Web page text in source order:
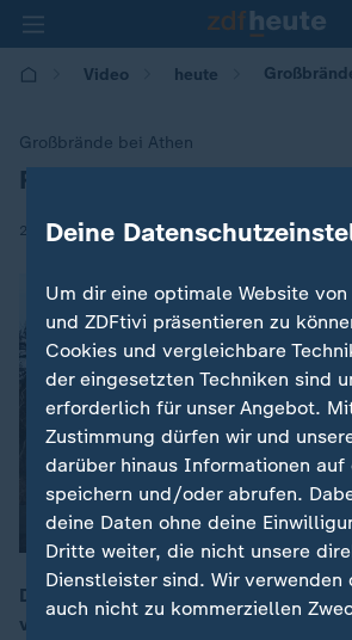
Video heute
Großbrände bei Athen
:Regierung vermutet
27.07.2018 | 07:39
00:05
Die griechische Regierung vermutet
verheerenden Waldbränden nahe
Deine
Um dir eine optimale Website von
und ZDFtivi präsentieren zu
Cookies und vergleichbare
der eingesetzten Techniken sind
erforderlich für unser Angebot.
Zustimmung dürfen wir und
darüber hinaus Informationen auf
speichern und/oder abrufen.
deine Daten ohne deine
Dritte weiter, die nicht unsere
Dienstleister sind. Wir verwenden
auch nicht zu kommerziellen